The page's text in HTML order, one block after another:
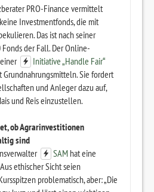
PRO-Finance vermittelt
Investmentfonds, die mit
Das ist nach seiner
der Fall. Der Online-
Initiative „Handle Fair“
Sie fordert
und Anleger dazu auf,
und Reis einzustellen.
ob Agrarinvestitionen
sind
SAM hat eine
ethischer Sicht seien
problematisch, aber: „Die